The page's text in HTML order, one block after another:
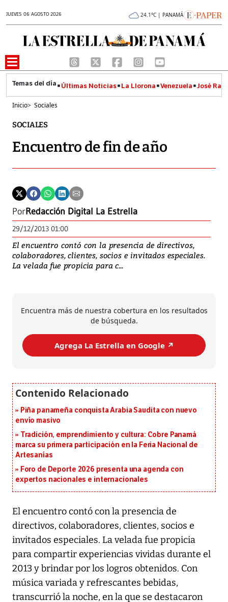
JUEVES 06 AGOSTO 2026 24.1°C | PANAMÁ
Últimas Noticias La Llorona Venezuela José
Inicio> Sociales
SOCIALES
Encuentro de fin de año
PorRedacción Digital La Estrella
29/12/2013 01:00
El encuentro contó con la presencia de directivos,
colaboradores, clientes, socios e invitados especiales.
La velada fue propicia para c...
Encuentra más de nuestra cobertura en los resultados
de búsqueda.
Agrega La Estrella en Google ↗️
Piña panameña conquista Arabia Saudita con nuevo
envío masivo
Tradición, emprendimiento y cultura: Cobre Panamá
marca su primera participación en la Feria Nacional de
Artesanías
Foro de Deporte 2026 presenta una agenda con
expertos nacionales e internacionales
El encuentro contó con la presencia de
directivos, colaboradores, clientes, socios e
invitados especiales. La velada fue propicia
para compartir experiencias vividas durante el
2013 y brindar por los logros obtenidos. Con
música variada y refrescantes bebidas,
transcurrió la noche, en la que se destacaron